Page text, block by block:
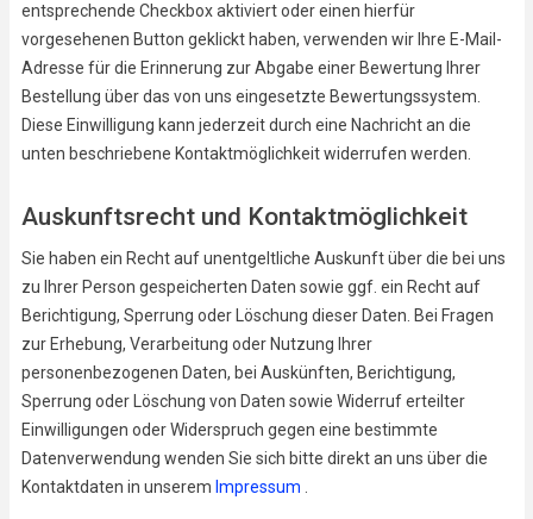
entsprechende Checkbox aktiviert oder einen hierfür
vorgesehenen Button geklickt haben, verwenden wir Ihre E-Mail-
Adresse für die Erinnerung zur Abgabe einer Bewertung Ihrer
Bestellung über das von uns eingesetzte Bewertungssystem.
Diese Einwilligung kann jederzeit durch eine Nachricht an die
unten beschriebene Kontaktmöglichkeit widerrufen werden.
Auskunftsrecht und Kontaktmöglichkeit
Sie haben ein Recht auf unentgeltliche Auskunft über die bei uns
zu Ihrer Person gespeicherten Daten sowie ggf. ein Recht auf
Berichtigung, Sperrung oder Löschung dieser Daten. Bei Fragen
zur Erhebung, Verarbeitung oder Nutzung Ihrer
personenbezogenen Daten, bei Auskünften, Berichtigung,
Sperrung oder Löschung von Daten sowie Widerruf erteilter
Einwilligungen oder Widerspruch gegen eine bestimmte
Datenverwendung wenden Sie sich bitte direkt an uns über die
Kontaktdaten in unserem Impressum